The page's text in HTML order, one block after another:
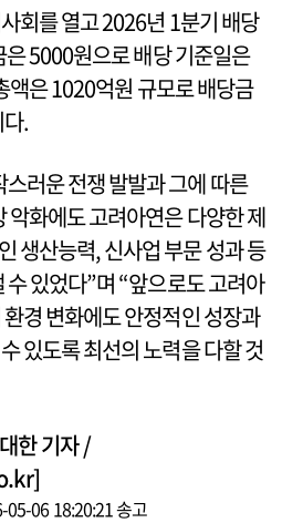
회를 열고 2026년 1분기 배당
5000원으로 배당 기준일은
액은 1020억원 규모로 배당금
.
러운 전쟁 발발과 그에 따른
악화에도 고려아연은 다양한 제
생산능력, 신사업 부문 성과 등
수 있었다”며 “앞으로도 고려아
경 변화에도 안정적인 성장과
있도록 최선의 노력을 다할 것
한 기자 /
05-06 18:20:21 송고